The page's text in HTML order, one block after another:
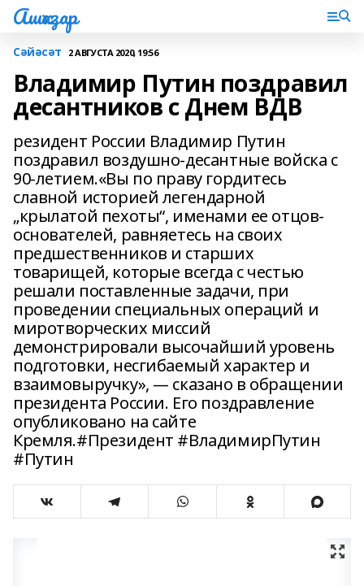
Ашҡаҙар
Сәйәсәт 2 АВГУСТА 2020, 19:56
Владимир Путин поздравил
десантников с Днем ВДВ
резидент России Владимир Путин
поздравил воздушно-десантные войска с
90-летием.«Вы по праву гордитесь
славной историей легендарной
„крылатой пехоты“, именами ее отцов-
основателей, равняетесь на своих
предшественников и старших
товарищей, которые всегда с честью
решали поставленные задачи, при
проведении специальных операций и
миротворческих миссий
демонстрировали высочайший уровень
подготовки, несгибаемый характер и
взаимовыручку», — сказано в обращении
президента России. Его поздравление
опубликовано на сайте
Кремля.#Президент #ВладимирПутин
#Путин